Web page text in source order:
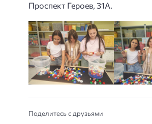
Проспект Героев, 31А.
Поделитесь с друзьями